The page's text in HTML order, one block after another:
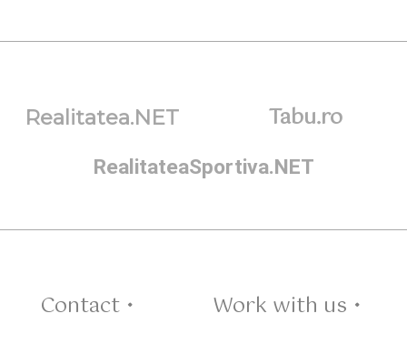
Realitatea.NET Tabu.ro
RealitateaSportiva.NET
Contact • Work with us •